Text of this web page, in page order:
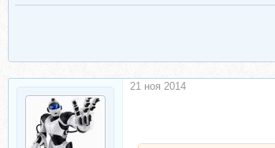
21 ноя 2014